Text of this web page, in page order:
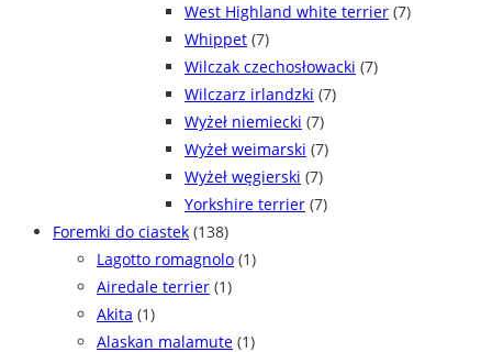
West Highland white terrier (7)
Whippet (7)
Wilczak czechosłowacki (7)
Wilczarz irlandzki (7)
Wyżeł niemiecki (7)
Wyżeł weimarski (7)
Wyżeł węgierski (7)
Yorkshire terrier (7)
Foremki do ciastek (138)
Lagotto romagnolo (1)
Airedale terrier (1)
Akita (1)
Alaskan malamute (1)